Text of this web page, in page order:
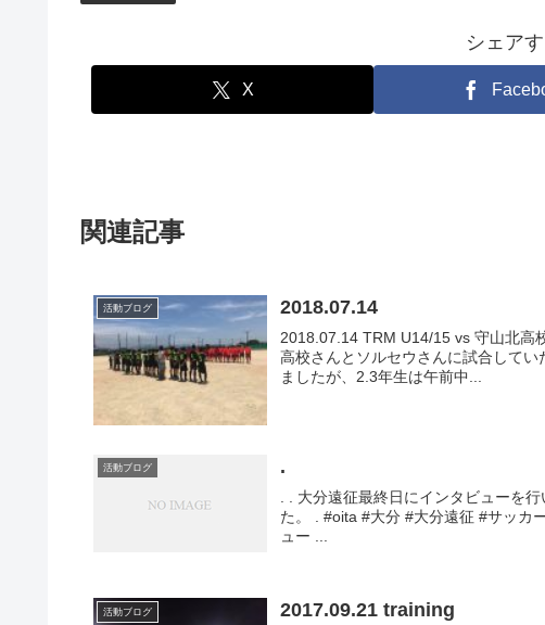
シェア
X
関連記事
活動ブログ 2018.07.14
2018.07.14 TRM U14/15 vs 守山北高
高校さんとソルセウさんに試合して
ましたが、2.3年生は午前中...
活動ブログ .
. . 大分遠征最終日にインタビューを
た。 . #oita #大分 #大分遠征 #サッカ
ュー ...
活動ブログ 2017.09.21 training